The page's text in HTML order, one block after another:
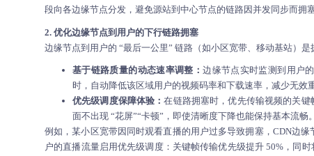
段向各边缘节点分发，避免源站到中心节点的链路因并发同步而拥塞
2. 优化边缘节点到用户的下行链路拥塞
边缘节点到用户的 “最后一公里” 链路（如小区宽带、移动基站）
基于链路质量的动态速率调整：边缘节点实时监测到用户
时，自动降低该区域用户的视频码率和下载速率，减少无效
优先级调度保障体验：在链路拥塞时，优先传输视频的关
面不出现 “花屏”“卡顿”，即使清晰度下降也能保持基本流畅。
例如，某小区宽带因同时观看直播的用户过多导致拥塞，CDN边
户的直播流量启用优先级调度：关键帧传输优先级提升 50%，同